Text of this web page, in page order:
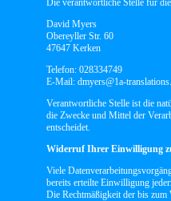
Die verantwortliche Stelle für
David Myers
Obereyller Str. 60
47647 Kerken
Telefon: 028334749
E-Mail: dmyers@1a-
Verantwortliche Stelle ist die
die Zwecke und Mittel der
entscheidet.
Widerruf Ihrer Einwilligung
Viele
bereits erteilte Einwilligung
Die Rechtmäßigkeit der bis